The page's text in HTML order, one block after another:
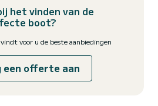
het vinden van de
boot?
voor u de beste aanbiedingen
een offerte aan